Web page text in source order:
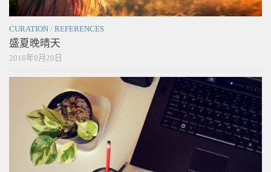
CURATION / REFERENCES
盛夏晚晴天
2016年9月20日